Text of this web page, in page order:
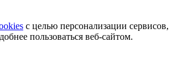
с целью персонализации сервисов,
пользоваться веб-сайтом.